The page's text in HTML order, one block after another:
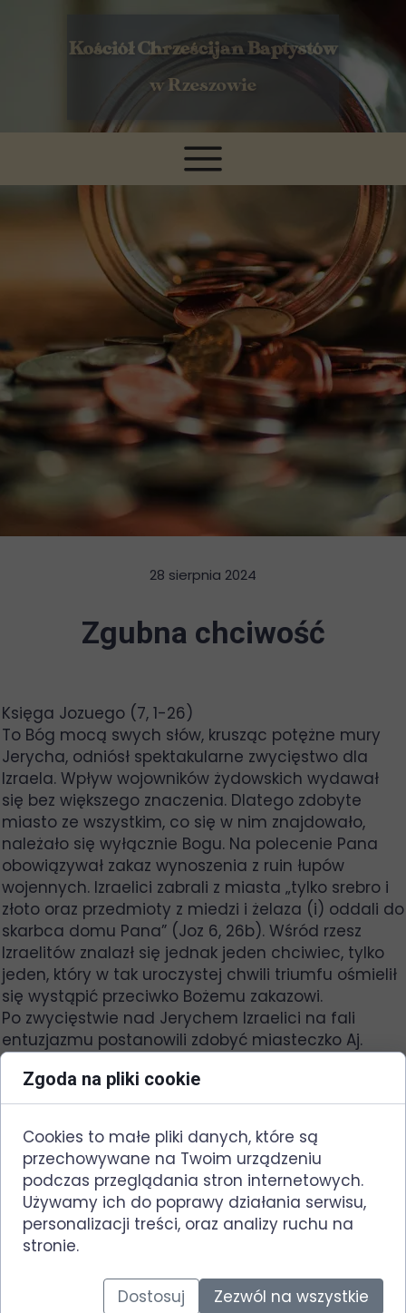
Kościół Chrześcijan Baptystów
w Rzeszowie
28 sierpnia 2024
Zgubna chciwość
Księga Jozuego (7, 1-26)
To Bóg mocą swych słów, krusząc potężne mury
Jerycha, odniósł spektakularne zwycięstwo dla
Izraela. Wpływ wojowników żydowskich wydawał
się bez większego znaczenia. Dlatego zdobyte
miasto ze wszystkim, co się w nim znajdowało,
należało się wyłącznie Bogu. Na polecenie Pana
obowiązywał zakaz wynoszenia z ruin łupów
wojennych. Izraelici zabrali z miasta „tylko srebro i
złoto oraz przedmioty z miedzi i żelaza (i) oddali do
skarbca domu Pana” (Joz 6, 26b). Wśród rzesz
Izraelitów znalazł się jednak jeden chciwiec, tylko
jeden, który w tak uroczystej chwili triumfu ośmielił
się wystąpić przeciwko Bożemu zakazowi.
Po zwycięstwie nad Jerychem Izraelici na fali
entuzjazmu postanowili zdobyć miasteczko Aj.
Zwycięstwo wydawało im się tak oczywiste, że
uznali, że wystarczą im w boju zaledwie 3.000
żołnierzy. Spodziewane zwycięstwo okazało się
nieoczekiwaną ucieczką. Jakże byli zaskoczeni i
zaniepokojeni porażką: . ,,Stopniało przeto serce
ludu i stało się jak woda" (Joz 7, 5). Zrozumieli, że to
odpowiedź Boga na grzech jednego z nich. Wyrok
Pana był jednoznaczny: ,,Naruszyli przymierze, które
im narzuciłem. Wzięli nieco z tego, co było
obłożone klątwą, ukradli, zataili i włączyli do swoich
rzeczy" (Joz 7,11). Jozue otrzymał więc od Boga
rozkaz wykrycia i ukarania winnego. Sprawcą
Zgoda na pliki cookie
Cookies to małe pliki danych, które są
przechowywane na Twoim urządzeniu
podczas przeglądania stron internetowych.
Używamy ich do poprawy działania serwisu,
personalizacji treści, oraz analizy ruchu na
stronie.
Dostosuj Zezwól na wszystkie